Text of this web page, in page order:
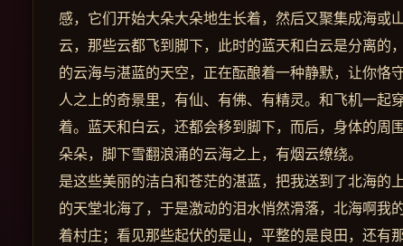
感，它们开始大朵大朵地生长着，然后又聚集成海或
云，那些云都飞到脚下，此时的蓝天和白云是分离的
的云海与湛蓝的天空，正在酝酿着一种静默，让你恪
人之上的奇景里，有仙、有佛、有精灵。和飞机一起
着。蓝天和白云，还都会移到脚下，而后，身体的周
朵朵，脚下雪翻浪涌的云海之上，有烟云缭绕。
是这些美丽的洁白和苍茫的湛蓝，把我送到了北海的
的天堂北海了，于是激动的泪水悄然滑落，北海啊我
着村庄；看见那些起伏的是山，平整的是良田，还有